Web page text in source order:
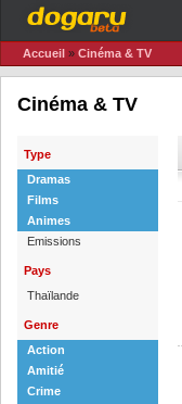
Accueil » Cinéma & TV
Cinéma & TV
Type
Dramas
Films
Animes
Emissions
Pays
Thaïlande
Genre
Action
Amitié
Crime